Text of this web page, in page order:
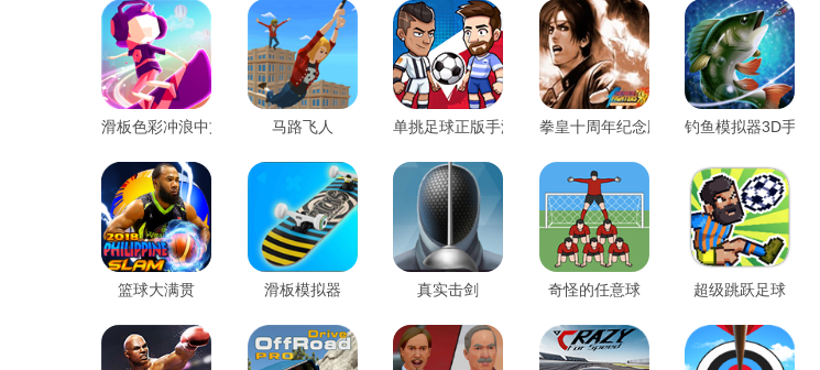
滑板色彩冲浪中文版 马路飞人 单挑足球正版手游 拳皇十周年纪念版 钓鱼模拟器3D手机版
篮球大满贯 滑板模拟器 真实击剑 奇怪的任意球 超级跳跃足球